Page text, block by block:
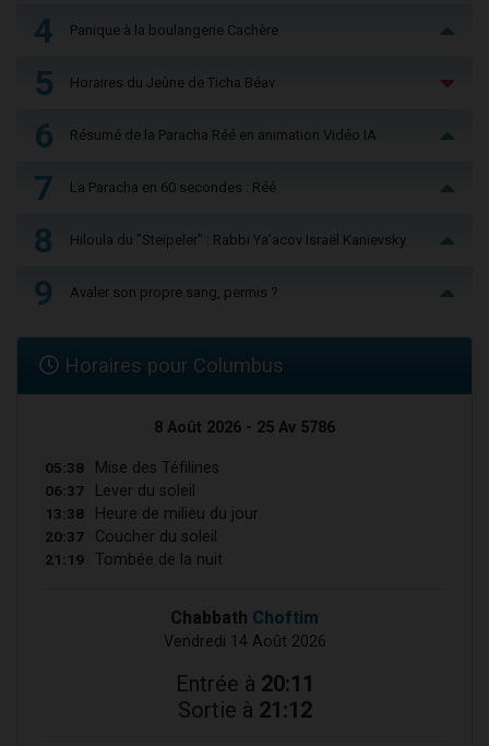
4 Panique à la boulangerie Cachère
5 Horaires du Jeûne de Ticha Béav
6 Résumé de la Paracha Réé en animation Vidéo IA
7 La Paracha en 60 secondes : Réé
8 Hiloula du "Steïpeler" : Rabbi Ya’acov Israël Kanievsky
9 Avaler son propre sang, permis ?
Horaires pour Columbus
8 Août 2026 - 25 Av 5786
05:38 Mise des Téfilines
06:37 Lever du soleil
13:38 Heure de milieu du jour
20:37 Coucher du soleil
21:19 Tombée de la nuit
Chabbath Choftim
Vendredi 14 Août 2026
Entrée à 20:11
Sortie à 21:12